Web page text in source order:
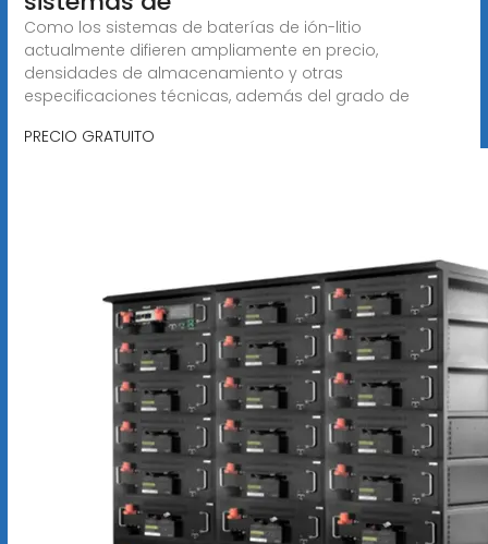
Como los sistemas de baterías de ión-litio
actualmente difieren ampliamente en precio,
densidades de almacenamiento y otras
especificaciones técnicas, además del grado de
PRECIO GRATUITO